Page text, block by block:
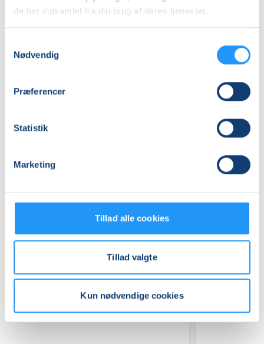
de har indsamlet fra din brug af deres tjenester.
Nødvendig
Præferencer
Statistik
Marketing
Tillad alle cookies
Tillad valgte
Kun nødvendige cookies
mandag 26.04.2027, kl. 11.00 - 12.30
Antal mødegange
Kulturkasernen, Kasernevej 43, 4300
(Søjlesalen)
Mødegange
Relaterede hold